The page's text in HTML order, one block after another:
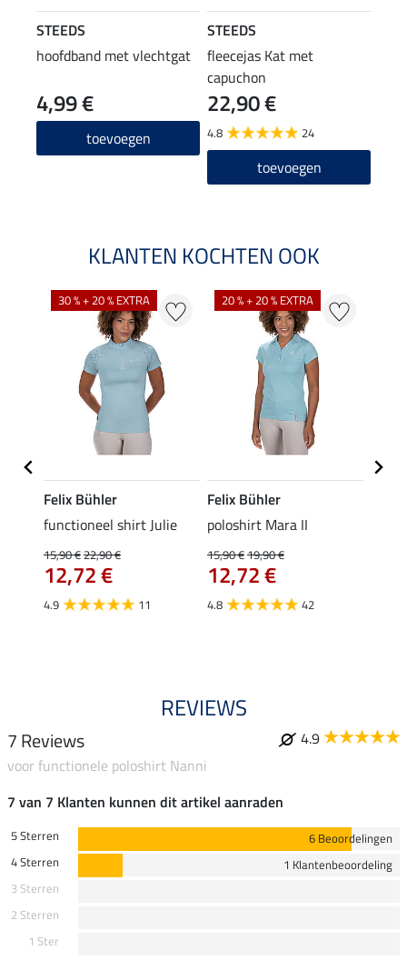
STEEDS
hoofdband met vlechtgat
4,99 €
toevoegen
STEEDS
fleecejas Kat met
capuchon
22,90 €
4.8 24
toevoegen
KLANTEN KOCHTEN OOK
30 % + 20 % EXTRA
Felix Bühler
functioneel shirt Julie
15,90 €22,90 €
12,72 €
4.9 11
20 % + 20 % EXTRA
Felix Bühler
poloshirt Mara II
15,90 €19,90 €
12,72 €
4.8 42
REVIEWS
7 Reviews
4.9
voor functionele poloshirt Nanni
7 van 7 Klanten kunnen dit artikel aanraden
5 Sterren
6 Beoordelingen
4 Sterren
1 Klantenbeoordeling
3 Sterren
2 Sterren
1 Ster